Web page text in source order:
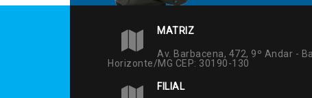
MATRIZ
Av. Barbacena, 472, 9º Andar -
Horizonte/MG CEP: 30190-130
FILIAL